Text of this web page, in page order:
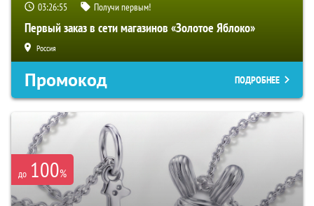
03:26:54 Получи первым!
Первый заказ в сети магазинов «Золотое Яблоко»
Россия
Промокод ПОДРОБНЕЕ
до 100%